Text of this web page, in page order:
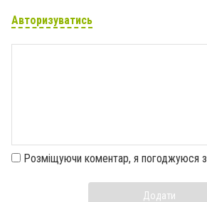
Авторизуватись
Розміщуючи коментар, я погоджуюся з
Додати